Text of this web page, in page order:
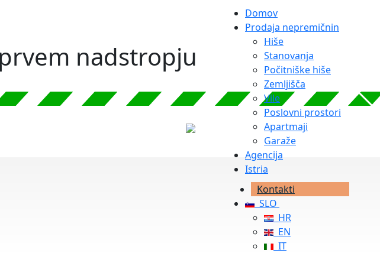
Domov
Prodaja nepremičnin
Hiše
Stanovanja
Počitniške hiše
Zemljišča
Vile
Poslovni prostori
Apartmaji
Garaže
Agencija
Istria
Kontakti
SLO
HR
EN
IT
nadstropju